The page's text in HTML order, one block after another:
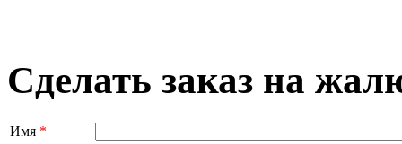
Сделать заказ на
Имя *